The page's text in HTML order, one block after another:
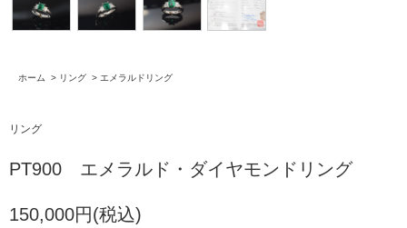
ホーム > リング > エメラルドリング
リング
PT900 エメラルド・ダイヤモンドリング
150,000円(税込)